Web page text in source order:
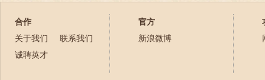
合作
关于我们
联系我们
诚聘英才
官方
新浪微博